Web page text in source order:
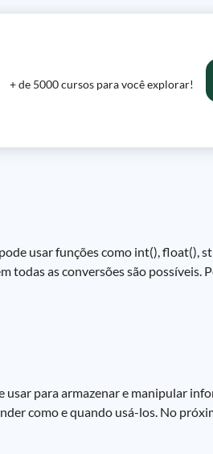
+ de 5000 cursos para você explorar!
usar funções como int(), float(),
as conversões são possíveis.
para armazenar e manipular
como e quando usá-los. No